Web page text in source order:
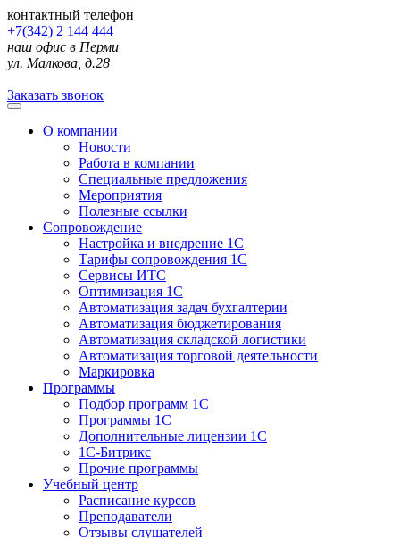
контактный телефон
+7(342) 2 144 444
наш офис в Перми
ул. Малкова, д.28
Заказать звонок
О компании
Новости
Работа в компании
Специальные предложения
Мероприятия
Полезные ссылки
Сопровождение
Настройка и внедрение 1С
Тарифы сопровождения 1С
Сервисы ИТС
Оптимизация 1С
Автоматизация задач бухгалтерии
Автоматизация бюджетирования
Автоматизация складской логистики
Автоматизация торговой деятельности
Маркировка
Программы
Подбор программ 1С
Программы 1С
Дополнительные лицензии 1С
1С-Битрикс
Прочие программы
Учебный центр
Расписание курсов
Преподаватели
Отзывы слушателей